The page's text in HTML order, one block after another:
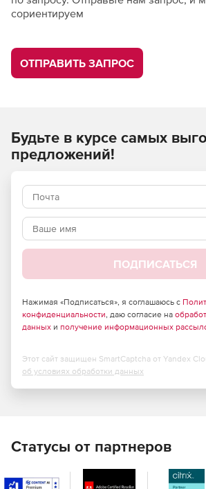
сориентируем
ОТПРАВИТЬ ЗАПРОС
Будьте в курсе самых
предложений!
ПОДПИСАТЬСЯ
Нажимая «Подписаться», я соглашаюсь с
конфиденциальности, даю согласие на
данных и получение информационных
Этот сайт защищен SmartCaptcha от Yandex
об условиях обработки данных
Статусы от партнеров